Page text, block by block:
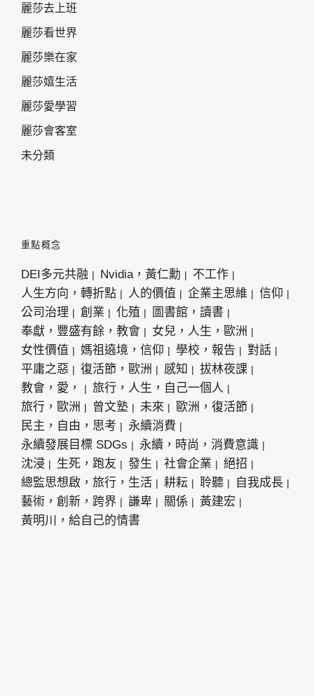
麗莎去上班
麗莎看世界
麗莎樂在家
麗莎嬉生活
麗莎愛學習
麗莎會客室
未分類
重點概念
DEI多元共融 Nvidia，黃仁勳
不工作
人生方向，轉折點
人的價值 企業主思維
信仰
公司治理
創業 化殖
圖書館，讀書
奉獻，豐盛有餘，教會
女兒，人生，歐洲
女性價值
媽祖遶境，信仰 學校，報告
對話
平庸之惡
復活節，歐洲 感知
拔林夜課
教會，愛，
旅行，人生，自己一個人
旅行，歐洲
曾文塾 未來
歐洲，復活節
民主，自由，思考
永續消費
永續發展目標 SDGs
永續，時尚，消費意識
沈浸
生死，跑友 發生 社會企業
絕招
總監思想啟，旅行，生活
耕耘 聆聽
自我成長
藝術，創新，跨界
謙卑 關係
黃建宏
黃明川，給自己的情書